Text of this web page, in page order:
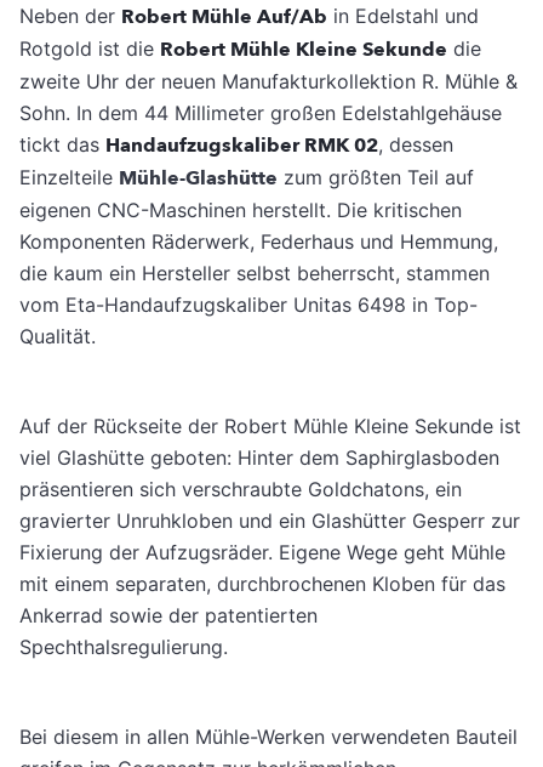
Neben der Robert Mühle Auf/Ab in Edelstahl und
Rotgold ist die Robert Mühle Kleine Sekunde die
zweite Uhr der neuen Manufakturkollektion R. Mühle &
Sohn. In dem 44 Millimeter großen Edelstahlgehäuse
tickt das Handaufzugskaliber RMK 02, dessen
Einzelteile Mühle-Glashütte zum größten Teil auf
eigenen CNC-Maschinen herstellt. Die kritischen
Komponenten Räderwerk, Federhaus und Hemmung,
die kaum ein Hersteller selbst beherrscht, stammen
vom Eta-Handaufzugskaliber Unitas 6498 in Top-
Qualität.
Auf der Rückseite der Robert Mühle Kleine Sekunde ist
viel Glashütte geboten: Hinter dem Saphirglasboden
präsentieren sich verschraubte Goldchatons, ein
gravierter Unruhkloben und ein Glashütter Gesperr zur
Fixierung der Aufzugsräder. Eigene Wege geht Mühle
mit einem separaten, durchbrochenen Kloben für das
Ankerrad sowie der patentierten
Spechthalsregulierung.
Bei diesem in allen Mühle-Werken verwendeten Bauteil